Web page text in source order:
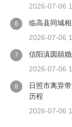
2026-07-06
6
临高县同城
2026-07-06
7
信阳滇圆囍
2026-07-06
8
日照市离异
历程
2026-07-06